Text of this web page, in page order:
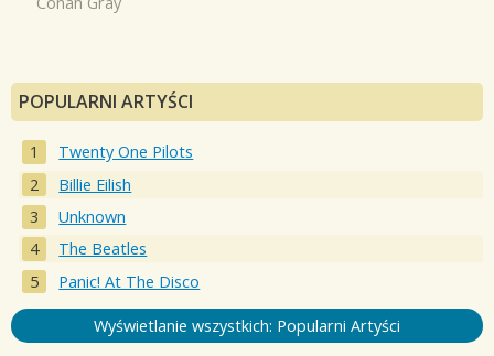
POPULARNI ARTYŚCI
Twenty One Pilots
Billie Eilish
Unknown
The Beatles
Panic! At The Disco
Wyświetlanie wszystkich: Popularni Artyści